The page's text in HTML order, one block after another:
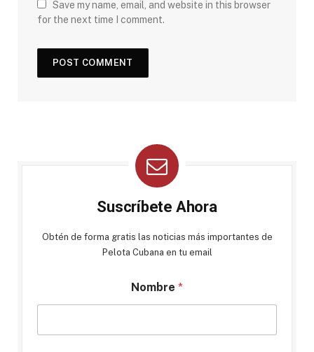
Save my name, email, and website in this browser
for the next time I comment.
Suscríbete Ahora
Obtén de forma gratis las noticias más importantes de
Pelota Cubana en tu email
Nombre *